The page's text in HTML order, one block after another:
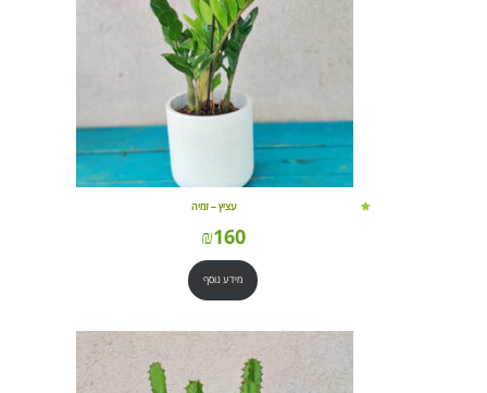
עציץ – זמיה
₪160
מידע נוסף